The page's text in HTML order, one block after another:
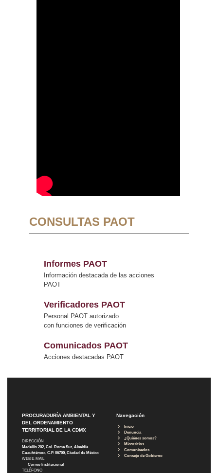
CONSULTAS PAOT
Informes PAOT
Información destacada de las acciones
PAOT
Verificadores PAOT
Personal PAOT autorizado
con funciones de verificación
Comunicados PAOT
Acciones destacadas PAOT
PROCURADURÍA AMBIENTAL Y
DEL ORDENAMIENTO
TERRITORIAL DE LA CDMX
DIRECCIÓN
Medellín 202, Col. Roma Sur, Alcaldía
Cuauhtémoc, C.P. 06700, Ciudad de México
WEB E-MAIL
Correo Institucional
TELÉFONO
Navegación
Inicio
Denuncia
¿Quiénes somos?
Micrositios
Comunicados
Consejo de Gobierno